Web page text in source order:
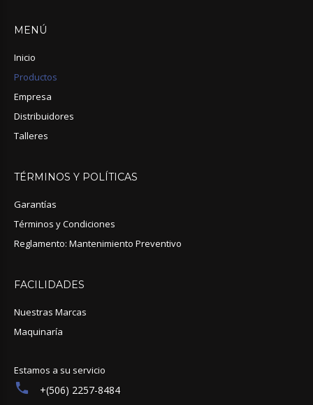
MENÚ
Inicio
Productos
Empresa
Distribuidores
Talleres
TÉRMINOS Y POLÍTICAS
Garantías
Términos y Condiciones
Reglamento: Mantenimiento Preventivo
FACILIDADES
Nuestras Marcas
Maquinaría
Estamos a su servicio
+(506) 2257-8484